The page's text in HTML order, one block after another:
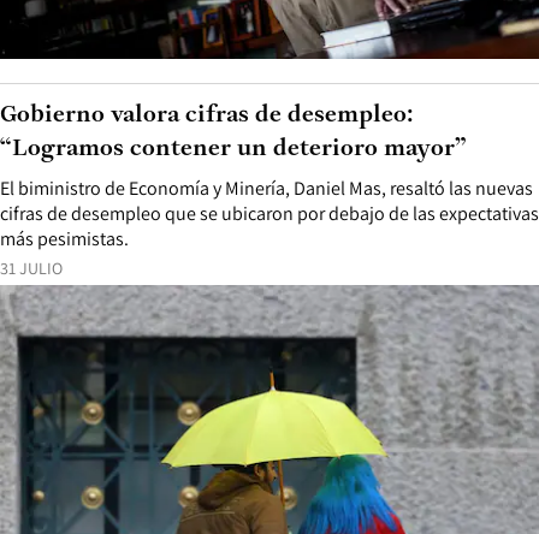
31 JULIO
El biministro de Economía y Minería, Daniel Mas, resaltó las nuevas
cifras de desempleo que se ubicaron por debajo de las expectativas
más pesimistas.
Gobierno valora cifras de desempleo:
“Logramos contener un deterioro mayor”